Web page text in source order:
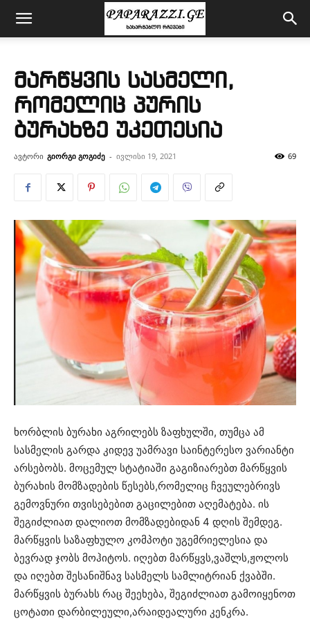
მარწყვის სასმელი,
რომელიც პურის
ბურახზე უკეთესია
ავტორი გიორგი გოგიძე - ივლისი 19, 2021 69
ხორბლის ბურახი აგრილებს ზაფხულში, თუმცა ამ
სასმელის გარდა კიდევ უამრავი საინტერესო ვარიანტი
არსებობს. მოცემულ სტატიაში გაგიზიარებთ მარწყვის
ბურახის მომზადების წესებს,რომელიც ჩვეულებრივს
გემოვნური თვისებებით გაცილებით აღემატება. ის
შეგიძლიათ დალიოთ მომზადებიდან 4 დღის შემდეგ.
მარწყვის საზაფხულო კომპოტი უგემრიელესია და
ბევრად ჯობს მოჰიტოს. იღებთ მარწყვს,ვაშლს,ჟოლოს
და იღებთ შესანიშნავ სასმელს სამლიტრიან ქვაბში.
მარწყვის ბურახს რაც შეეხება, შეგიძლიათ გამოიყენოთ
ცოტათი დარბილეული,არაიდეალური კენკრა.